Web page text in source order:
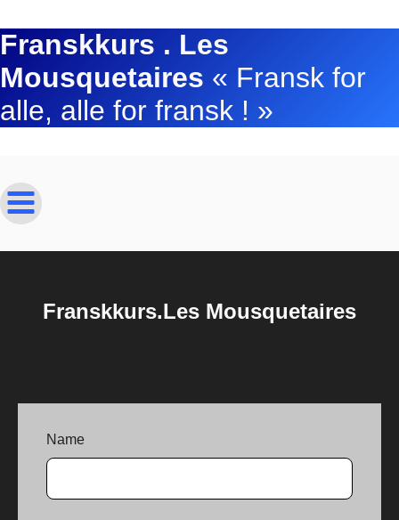
Franskkurs . Les
Mousquetaires « Fransk for
alle, alle for fransk ! »
Franskkurs.Les Mousquetaires
Name